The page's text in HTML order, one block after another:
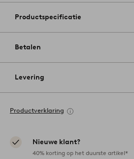
Productspecificatie
Betalen
Levering
Productverklaring
Nieuwe klant?
40% korting op het duurste artikel*